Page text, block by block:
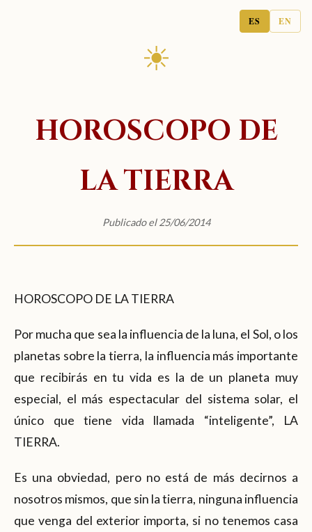
ES EN
☀
HOROSCOPO DE
LA TIERRA
Publicado el 25/06/2014
HOROSCOPO DE LA TIERRA
Por mucha que sea la influencia de la luna, el Sol, o los
planetas sobre la tierra, la influencia más importante
que recibirás en tu vida es la de un planeta muy
especial, el más espectacular del sistema solar, el
único que tiene vida llamada “inteligente”, LA
TIERRA.
Es una obviedad, pero no está de más decirnos a
nosotros mismos, que sin la tierra, ninguna influencia
que venga del exterior importa, si no tenemos casa